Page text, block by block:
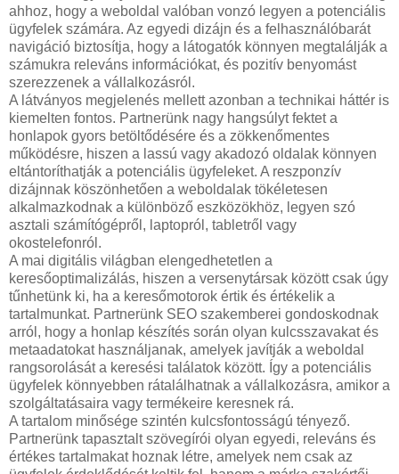
ahhoz, hogy a weboldal valóban vonzó legyen a potenciális
ügyfelek számára. Az egyedi dizájn és a felhasználóbarát
navigáció biztosítja, hogy a látogatók könnyen megtalálják a
számukra releváns információkat, és pozitív benyomást
szerezzenek a vállalkozásról.
A látványos megjelenés mellett azonban a technikai háttér is
kiemelten fontos. Partnerünk nagy hangsúlyt fektet a
honlapok gyors betöltődésére és a zökkenőmentes
működésre, hiszen a lassú vagy akadozó oldalak könnyen
eltántoríthatják a potenciális ügyfeleket. A reszponzív
dizájnnak köszönhetően a weboldalak tökéletesen
alkalmazkodnak a különböző eszközökhöz, legyen szó
asztali számítógépről, laptopról, tabletről vagy
okostelefonról.
A mai digitális világban elengedhetetlen a
keresőoptimalizálás, hiszen a versenytársak között csak úgy
tűnhetünk ki, ha a keresőmotorok értik és értékelik a
tartalmunkat. Partnerünk SEO szakemberei gondoskodnak
arról, hogy a honlap készítés során olyan kulcsszavakat és
metaadatokat használjanak, amelyek javítják a weboldal
rangsorolását a keresési találatok között. Így a potenciális
ügyfelek könnyebben rátalálhatnak a vállalkozásra, amikor a
szolgáltatásaira vagy termékeire keresnek rá.
A tartalom minősége szintén kulcsfontosságú tényező.
Partnerünk tapasztalt szövegírói olyan egyedi, releváns és
értékes tartalmakat hoznak létre, amelyek nem csak az